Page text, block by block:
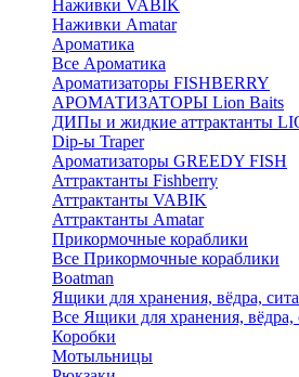
Наживки VABIK
Наживки Amatar
Ароматика
Все Ароматика
Ароматизаторы FISHBERRY
АРОМАТИЗАТОРЫ Lion Baits
ДИПы и жидкие аттрактанты
Dip-ы Traper
Ароматизаторы GREEDY FISH
Аттрактанты Fishberry
Аттрактанты VABIK
Аттрактанты Amatar
Прикормочные кораблики
Все Прикормочные кораблики
Boatman
Ящики для хранения, вёдра, сита
Все Ящики для хранения, вёдра,
Коробки
Мотыльницы